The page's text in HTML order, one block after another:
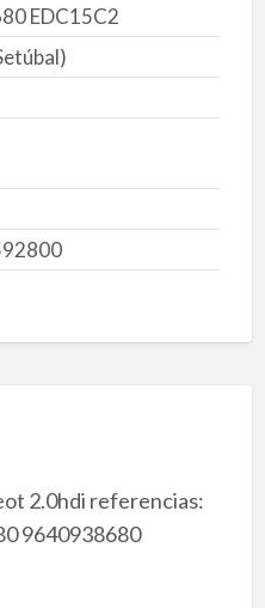
EDC15C2
2.0hdi referencias:
9640938680